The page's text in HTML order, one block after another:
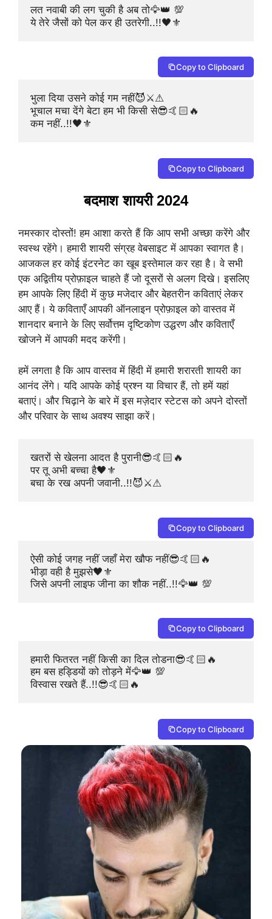
लत नवाबी की लग चुकी है अब तो🦅👑 💯
ये तेरे जैसों को पेल कर ही उतरेगी..!!🖤⚜️
Copy to Clipboard
भुला दिया उसने कोई गम नहीं😈⚔️⚠
भूचाल मचा देंगे बेटा हम भी किसी से😎🤙🏻🔥
कम नहीं..!!🖤⚜️
Copy to Clipboard
बदमाश शायरी 2024
नमस्कार दोस्तों! हम आशा करते हैं कि आप सभी अच्छा करेंगे और
स्वस्थ रहेंगे। हमारी शायरी संग्रह वेबसाइट में आपका स्वागत है।
आजकल हर कोई इंटरनेट का खूब इस्तेमाल कर रहा है। वे सभी
एक अद्वितीय प्रोफ़ाइल चाहते हैं जो दूसरों से अलग दिखे। इसलिए
हम आपके लिए हिंदी में कुछ मजेदार और बेहतरीन कविताएं लेकर
आए हैं। ये कविताएँ आपकी ऑनलाइन प्रोफ़ाइल को वास्तव में
शानदार बनाने के लिए सर्वोत्तम दृष्टिकोण उद्धरण और कविताएँ
खोजने में आपकी मदद करेंगी।
हमें लगता है कि आप वास्तव में हिंदी में हमारी शरारती शायरी का
आनंद लेंगे। यदि आपके कोई प्रश्न या विचार हैं, तो हमें यहां
बताएं। और चिढ़ाने के बारे में इस मज़ेदार स्टेटस को अपने दोस्तों
और परिवार के साथ अवश्य साझा करें।
खतरों से खेलना आदत है पुरानी😎🤙🏻🔥
पर तू अभी बच्चा है🖤⚜️
बचा के रख अपनी जवानी..!!😈⚔️⚠
Copy to Clipboard
ऐसी कोई जगह नहीं जहाँ मेरा खौफ नहीं😎🤙🏻🔥
भीड़ा वही है मुझसे🖤⚜️
जिसे अपनी लाइफ जीना का शौक नहीं..!!🦅👑 💯
Copy to Clipboard
हमारी फितरत नहीं किसी का दिल तोडना😎🤙🏻🔥
हम बस हड्डियों को तोड़ने में🦅👑 💯
विस्वास रखते हैं..!!😎🤙🏻🔥
Copy to Clipboard